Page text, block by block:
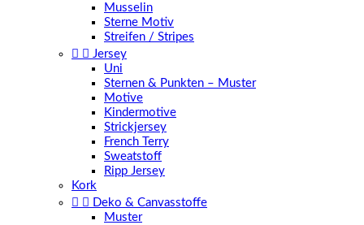
Musselin
Sterne Motiv
Streifen / Stripes
  Jersey
Uni
Sternen & Punkten – Muster
Motive
Kindermotive
Strickjersey
French Terry
Sweatstoff
Ripp Jersey
Kork
  Deko & Canvasstoffe
Muster